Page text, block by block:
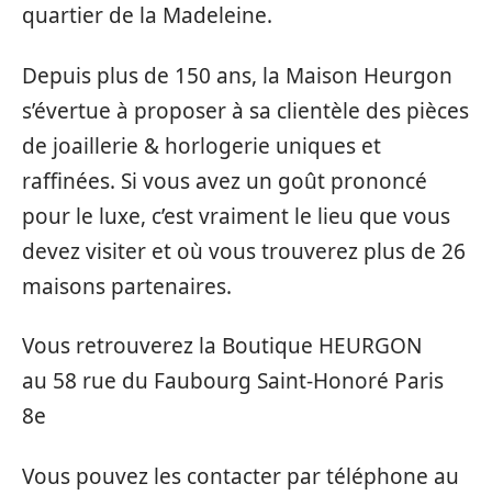
quartier de la Madeleine.
Depuis plus de 150 ans, la Maison Heurgon
s’évertue à proposer à sa clientèle des pièces
de joaillerie & horlogerie uniques et
raffinées. Si vous avez un goût prononcé
pour le luxe, c’est vraiment le lieu que vous
devez visiter et où vous trouverez plus de 26
maisons partenaires.
Vous retrouverez la Boutique HEURGON
au 58 rue du Faubourg Saint-Honoré Paris
8e
Vous pouvez les contacter par téléphone au